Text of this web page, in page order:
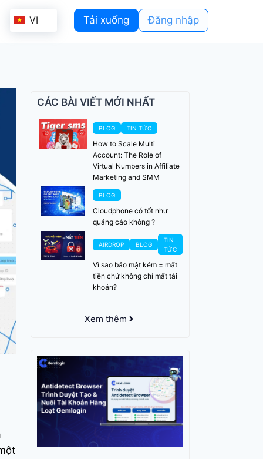
VI Tải xuống Đăng nhập
CÁC BÀI VIẾT MỚI NHẤT
BLOG TIN TỨC
How to Scale Multi
Account: The Role of
Virtual Numbers in Affiliate
Marketing and SMM
BLOG
Cloudphone có tốt như
quảng cáo không ?
AIRDROP BLOG
TIN
TỨC
Vì sao bảo mật kém = mất
tiền chứ không chỉ mất tài
khoản?
Xem thêm